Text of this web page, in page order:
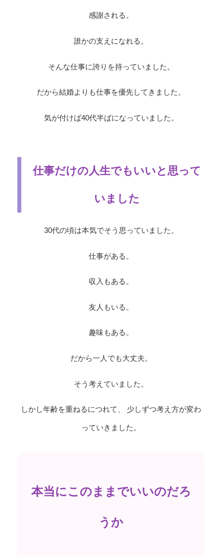
感謝される。
誰かの支えになれる。
そんな仕事に誇りを持っていました。
だから結婚よりも仕事を優先してきました。
気が付けば40代半ばになっていました。
仕事だけの人生でもいいと思って
いました
30代の頃は本気でそう思っていました。
仕事がある。
収入もある。
友人もいる。
趣味もある。
だから一人でも大丈夫。
そう考えていました。
しかし年齢を重ねるにつれて、 少しずつ考え方が変わ
っていきました。
本当にこのままでいいのだろ
うか